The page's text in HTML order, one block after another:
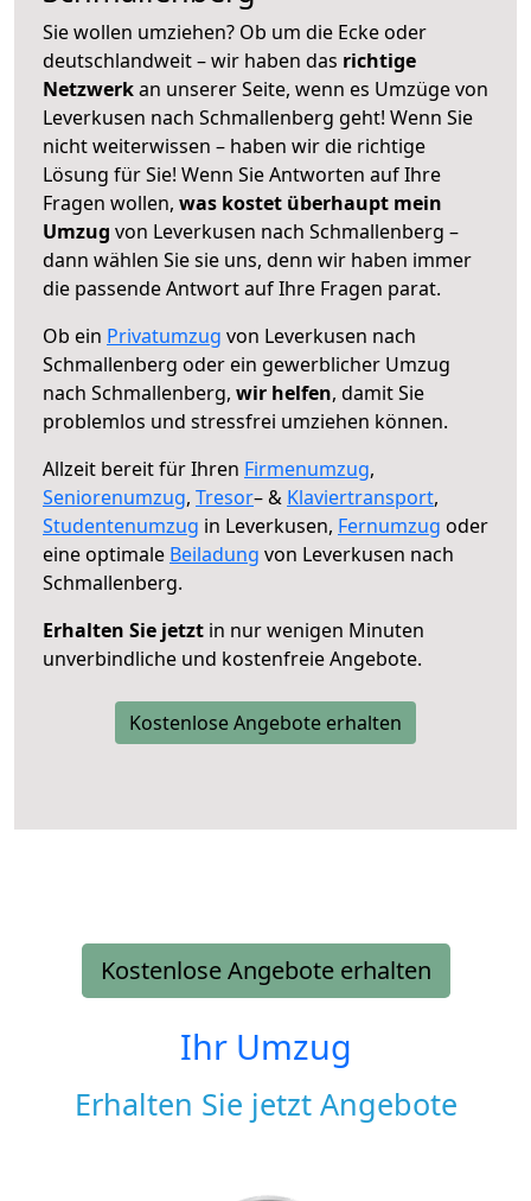
Sie wollen umziehen? Ob um die Ecke oder
deutschlandweit – wir haben das richtige
Netzwerkan unserer Seite, wenn es Umzüge von
Leverkusen nach Schmallenberg geht! Wenn Sie
nicht weiterwissen – haben wir die richtige
Lösung für Sie! Wenn Sie Antworten auf Ihre
Fragen wollen, was kostet überhaupt mein
Umzug von Leverkusen nach Schmallenberg –
dann wählen Sie sie uns, denn wir haben immer
die passende Antwort auf Ihre Fragen parat.
Ob ein Privatumzug von Leverkusen nach
Schmallenberg oder ein gewerblicher Umzug
nach Schmallenberg, wir helfen, damit Sie
problemlos und stressfrei umziehen können.
Allzeit bereit für Ihren Firmenumzug,
Seniorenumzug, Tresor– & Klaviertransport,
Studentenumzug in Leverkusen, Fernumzug oder
eine optimale Beiladung von Leverkusen nach
Schmallenberg.
Erhalten Sie jetzt in nur wenigen Minuten
unverbindliche und kostenfreie Angebote.
Kostenlose Angebote erhalten
Kostenlose Angebote erhalten
Ihr Umzug
Erhalten Sie jetzt Angebote